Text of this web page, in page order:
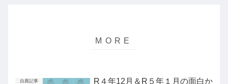
自薦記事
R４年12月＆R５年１月の面白か